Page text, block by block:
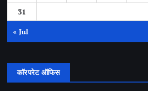
31
« Jul
कॉरपरेट ऑफिस